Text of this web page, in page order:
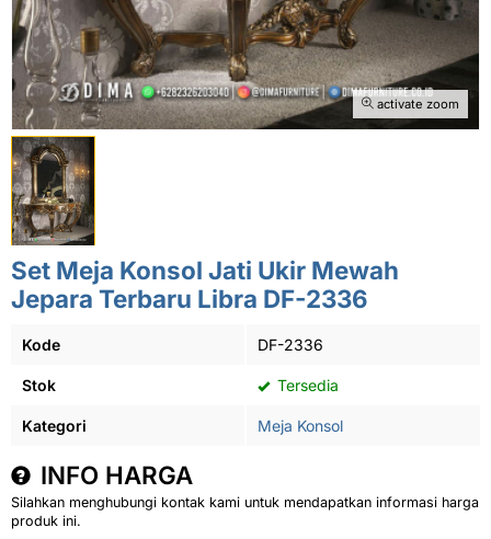
activate zoom
Set Meja Konsol Jati Ukir Mewah
Jepara Terbaru Libra DF-2336
Kode DF-2336
Stok Tersedia
Kategori Meja Konsol
INFO HARGA
Silahkan menghubungi kontak kami untuk mendapatkan informasi harga
produk ini.